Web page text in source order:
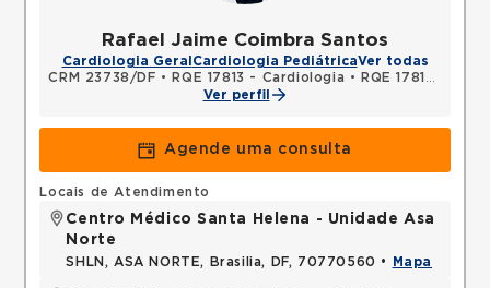
Rafael Jaime Coimbra Santos
Cardiologia Geral Cardiologia PediátricaVer todas
CRM 23738/DF • RQE 17813 - Cardiologia •
RQE 17814 - Clínica médica
Ver perfil
Agende uma consulta
Locais de Atendimento
Centro Médico Santa Helena - Unidade Asa
Norte
SHLN, ASA NORTE, Brasilia, DF, 70770560 • Mapa